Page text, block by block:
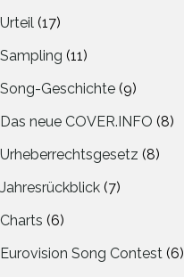
Urteil (17)
Sampling (11)
Song-Geschichte (9)
Das neue COVER.INFO (8)
Urheberrechtsgesetz (8)
Jahresrückblick (7)
Charts (6)
Eurovision Song Contest (6)